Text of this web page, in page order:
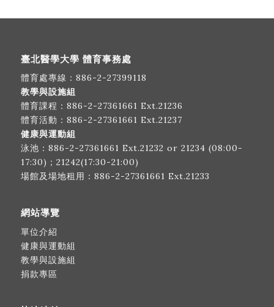
臺北醫學大學 體育事務處
體育處專線： 886-2-27399118
教學與設施組
體育課程： 886-2-27361661 Ext.21236
體育活動： 886-2-27361661 Ext.21237
健康與運動組
泳池： 886-2-27361661 Ext.21232 or 21234 (08:00-
17:30)；21242(17:30-21:00)
場館及場地租用： 886-2-27361661 Ext.21233
網站導覽
單位介紹
健康與運動組
教學與設施組
捐款專區